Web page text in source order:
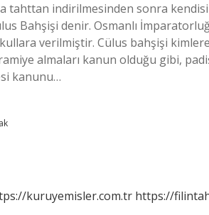
tahttan indirilmesinden sonra
Bahşişi denir. Osmanlı
verilmiştir. Cülus bahşişi
almaları kanun olduğu gibi,
kanunu…
kuruyemisler.com.tr https://